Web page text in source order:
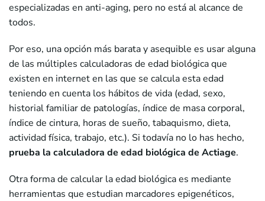
especializadas en anti-aging, pero no está al alcance de
todos.
Por eso, una opción más barata y asequible es usar alguna
de las múltiples calculadoras de edad biológica que
existen en internet en las que se calcula esta edad
teniendo en cuenta los hábitos de vida (edad, sexo,
historial familiar de patologías, índice de masa corporal,
índice de cintura, horas de sueño, tabaquismo, dieta,
actividad física, trabajo, etc.). Si todavía no lo has hecho,
prueba la calculadora de edad biológica de Actiage.
Otra forma de calcular la edad biológica es mediante
herramientas que estudian marcadores epigenéticos,